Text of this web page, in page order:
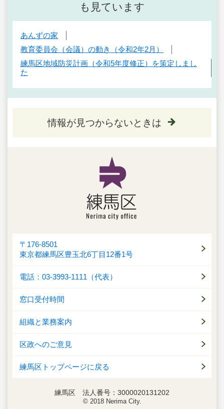
も見ています
あんずの家
教育委員会（会議）の動き（令和2年2月）
練馬区地域防災計画（令和5年度修正）を策定しまし
た
情報が見つからないときは
〒176-8501
東京都練馬区豊玉北6丁目12番1号
電話：03-3993-1111（代表）
窓口受付時間
組織と業務案内
区政へのご意見
練馬区トップページに戻る
練馬区 法人番号：3000020131202
© 2018 Nerima City.